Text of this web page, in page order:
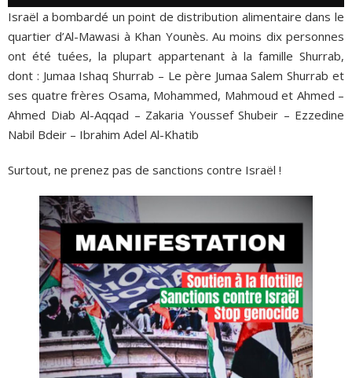
Israël a bombardé un point de distribution alimentaire dans le
quartier d’Al-Mawasi à Khan Younès. Au moins dix personnes
ont été tuées, la plupart appartenant à la famille Shurrab,
dont : Jumaa Ishaq Shurrab – Le père Jumaa Salem Shurrab et
ses quatre frères Osama, Mohammed, Mahmoud et Ahmed –
Ahmed Diab Al-Aqqad – Zakaria Youssef Shubeir – Ezzedine
Nabil Bdeir – Ibrahim Adel Al-Khatib
Surtout, ne prenez pas de sanctions contre Israël !